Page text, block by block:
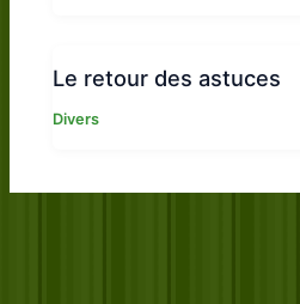
Le retour des astuces
Divers